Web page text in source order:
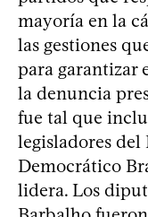
mayoría en la
las gestiones
para garantizar
la denuncia
fue tal que
legisladores
Democrático
lidera. Los